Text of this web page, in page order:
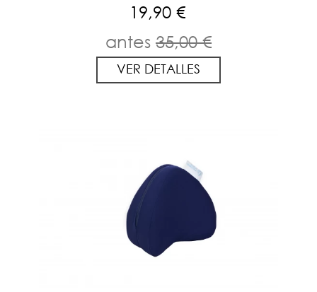
19,90 €
antes 35,00 €
VER DETALLES